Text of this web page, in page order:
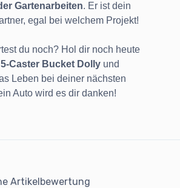
Gartenarbeiten. Er ist dein
egal bei welchem Projekt!
du noch? Hol dir noch heute
Caster Bucket Dolly und
Leben bei deiner nächsten
Auto wird es dir danken!
Artikelbewertung